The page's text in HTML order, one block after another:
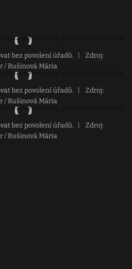
bez povolení úřadů.
Zdroj:
/ Rušinová Mária
bez povolení úřadů.
Zdroj:
/ Rušinová Mária
bez povolení úřadů.
Zdroj:
/ Rušinová Mária